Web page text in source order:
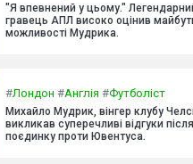
"Я впевнений у цьому."
гравець АПЛ високо оцінив
можливості Мудрика.
#Лондон #Англія #Футболіст
Михайло Мудрик, вінгер клубу Челсі,
викликав суперечливі відгуки після
поєдинку проти Ювентуса.